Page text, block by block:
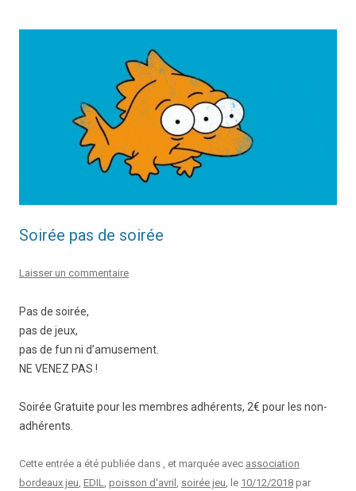
Soirée pas de soirée
Laisser un commentaire
Pas de soirée,
pas de jeux,
pas de fun ni d’amusement.
NE VENEZ PAS !
Soirée Gratuite pour les membres adhérents, 2€ pour les non-
adhérents.
Cette entrée a été publiée dans , et marquée avec association
bordeaux jeu EDIL poisson d'avril soirée jeu , le 10/12/2018 par